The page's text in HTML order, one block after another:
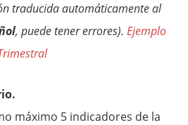
traducida automáticamente al
, puede tener errores).Ejemplo
máximo 5 indicadores de la